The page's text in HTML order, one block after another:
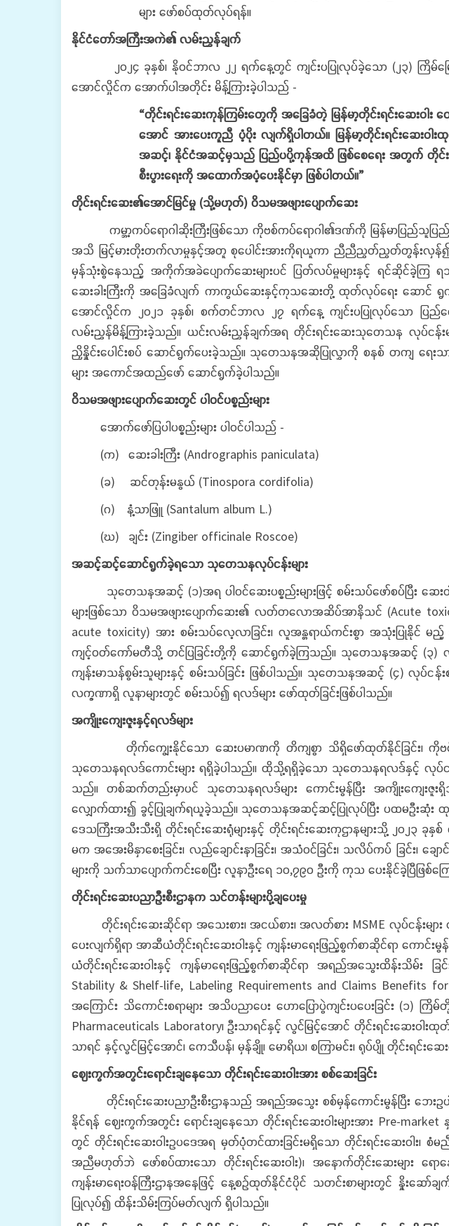
များ ဖော်စပ်ထုတ်လုပ်ရန်။
နိုင်ငံတော်အကြီးအကဲ၏ လမ်းညွှန်ချက်
၂၀၂၄ ခုနှစ်၊ နိုဝင်ဘာလ ၂၂ ရက်နေ့တွင် ကျင်းပပြုလုပ်ခဲ့သော (၂၃) ကြိမ်မြော
အောင်လှိုင်က အောက်ပါအတိုင်း မိန့်ကြားခဲ့ပါသည် -
“တိုင်းရင်းဆေးကုန်ကြမ်းတွေကို အခြေခံတဲ့ မြန်မာ့တိုင်းရင်းဆေးဝါးတွ
အောင် အားပေးကူညီ ပံ့ပိုး လျက်ရှိပါတယ်။ မြန်မာ့တိုင်းရင်းဆေ
အဆင့်၊ နိုင်ငံအဆင့်မှသည် ပြည်ပပို့ကုန်အထိ ဖြစ်စေရေး အတွက် တိုင်း
စီးပွားရေးကို အထောက်အပံ့ပေးနိုင်မှာ ဖြစ်ပါတယ်။”
တိုင်းရင်းဆေး၏အောင်မြင်မှု (သို့မဟုတ်) ဝိသမအဖျားပျောက်ဆေး
ကမ္ဘာ့ကပ်ရောဂါဆိုးကြီးဖြစ်သော ကိုဗစ်ကပ်ရောဂါ၏ဒဏ်ကို မြန်မာပြည်သူပြည်
အသိ မြင့်မားတိုးတက်လာမှုနှင့်အတူ စုပေါင်းအားကိုရယူကာ ညီညီညွတ်ညွတ်တွန်းလှန်၍
မှန်သုံးစွဲနေသည့် အကိုက်အခဲပျောက်ဆေးများပင် ပြတ်လပ်မှုများနှင့် ရင်ဆိုင်ခဲ့ကြ ရသ
ဆေးခါးကြီးကို အခြေခံလျက် ကာကွယ်ဆေးနှင့်ကုသဆေးတို့ ထုတ်လုပ်ရေး ဆောင် ရွက်သွာ
အောင်လှိုင်က ၂၀၂၁ ခုနှစ်၊ စက်တင်ဘာလ ၂၇ ရက်နေ့ ကျင်းပပြုလုပ်သော ပြည်ထ
လမ်းညွှန်မိန့်ကြားခဲ့သည်။ ယင်းလမ်းညွှန်ချက်အရ တိုင်းရင်းဆေးသုတေသန လုပ်ငန်းမ
ညှိနှိုင်းပေါင်းစပ် ဆောင်ရွက်ပေးခဲ့သည်။ သုတေသနအဆိုပြုလွှာကို စနစ် တကျ ရေ
များ အကောင်အထည်ဖော် ဆောင်ရွက်ခဲ့ပါသည်။
ဝိသမအဖျားပျောက်ဆေးတွင် ပါဝင်ပစ္စည်းများ
အောက်ဖော်ပြပါပစ္စည်းများ ပါဝင်ပါသည် -
(က) ဆေးခါးကြီး (Andrographis paniculata)
(ခ) ဆင်တုန်းမနွယ် (Tinospora cordifolia)
(ဂ) နံ့သာဖြူ (Santalum album L.)
(ဃ) ချင်း (Zingiber officinale Roscoe)
အဆင့်ဆင့်ဆောင်ရွက်ခဲ့ရသော သုတေသနလုပ်ငန်းများ
သုတေသနအဆင့် (၁)အရ ပါဝင်ဆေးပစ္စည်းများဖြင့် စမ်းသပ်ဖော်စပ်ပြီး
များဖြစ်သော ဝိသမအဖျားပျောက်ဆေး၏ လတ်တလောအဆိပ်အာနိသင် (Acute
acute toxicity) အား စမ်းသပ်လေ့လာခြင်း၊ လူအန္တရာယ်ကင်းစွာ အသုံးပြုနိုင် မ
ကျင့်ဝတ်ကော်မတီသို့ တင်ပြခြင်းတို့ကို ဆောင်ရွက်ခဲ့ကြသည်။ သုတေသနအဆင့် (၃) လုပ်င
ကျန်းမာသန်စွမ်းသူများနှင့် စမ်းသပ်ခြင်း ဖြစ်ပါသည်။ သုတေသနအဆင့် (၄) လုပ်င
လက္ခဏာရှိ လူနာများတွင် စမ်းသပ်၍ ရလဒ်များ ဖော်ထုတ်ခြင်းဖြစ်ပါသည်။
အကျိုးကျေးဇူးနှင့်ရလဒ်များ
တိုက်ကျွေးနိုင်သော ဆေးပမာဏကို တိကျစွာ သိရှိဖော်ထုတ်နိုင်ခြင်း၊ ကိုဗစ်ရော
သုတေသနရလဒ်ကောင်းများ ရရှိခဲ့ပါသည်။ ထိုသို့ရရှိခဲ့သော သုတေသနရလဒ်နှင့် လုပ်ငန်
သည်။ တစ်ဆက်တည်းမှာပင် သုတေသနရလဒ်များ ကောင်းမွန်ပြီး အကျိုးကျေး
လျှောက်ထား၍ ခွင့်ပြုချက်ရယူခဲ့သည်။ သုတေသနအဆင့်ဆင့်ပြုလုပ်ပြီး ပထမဦးဆုံး
ဒေသကြီးအသီးသီးရှိ တိုင်းရင်းဆေးရုံများနှင့် တိုင်းရင်းဆေးကုဌာနများသို့ ၂၀၂၃
မက အအေးမိနှာစေးခြင်း၊ လည်ချောင်းနာခြင်း၊ အသံဝင်ခြင်း၊ သလိပ်ကပ် ခြင်း၊ ချေ
များကို သက်သာပျောက်ကင်းစေပြီး လူနာဦးရေ ၁၀,၇၉၀ ဦးကို ကုသ ပေးနိုင်ခဲ့ပြီဖြစ်က
တိုင်းရင်းဆေးပညာဦးစီးဌာနက သင်တန်းများပို့ချပေးမှု
တိုင်းရင်းဆေးဆိုင်ရာ အသေးစား၊ အငယ်စား၊ အလတ်စား MSME လုပ်ငန်းမျာ
ပေးလျက်ရှိရာ အာဆီယံတိုင်းရင်းဆေးဝါးနှင့် ကျန်းမာရေးဖြည့်စွက်စာဆိုင်ရာ ကောင်
ယံတိုင်းရင်းဆေးဝါးနှင့် ကျန်မာရေးဖြည့်စွက်စာဆိုင်ရာ အရည်အသွေးထိန်းသိမ်း ခြ
Stability & Shelf-life, Labeling Requirements and Claims Benefits
အကြောင်း သိကောင်းစရာများ အသိပညာပေး ဟောပြောပွဲကျင်းပပေးခြင်း (၁) က
Pharmaceuticals Laboratory၊ ဦးသာရင်နှင့် လွင်မြင့်အောင် တိုင်းရင်းဆေးဝါ
သာရင် နှင့်လွင်မြင့်အောင်၊ ကေသီပန်၊ မှန်ချို၊ မောရိယ၊ စကြာမင်း၊ ရုပ်ပျို တိုင်းရင်း
ဈေးကွက်အတွင်းရောင်းချနေသော တိုင်းရင်းဆေးဝါးအား စစ်ဆေးခြင်း
တိုင်းရင်းဆေးပညာဦးစီးဌာနသည် အရည်အသွေး စစ်မှန်ကောင်းမွန်ပြီး ဘေးဥပါ
နိုင်ရန် ဈေးကွက်အတွင်း ရောင်းချနေသော တိုင်းရင်းဆေးဝါးများအား Pre-
တွင် တိုင်းရင်းဆေးဝါးဥပဒေအရ မှတ်ပုံတင်ထားခြင်းမရှိသော တိုင်းရင်းဆေးဝါး၊ စံ
အညီမဟုတ်ဘဲ ဖော်စပ်ထားသော တိုင်းရင်းဆေးဝါး)၊ အနောက်တိုင်းဆေးများ ရော
ကျန်းမာရေးဝန်ကြီးဌာနအနေဖြင့် နေ့စဉ်ထုတ်နိုင်ငံပိုင် သတင်းစာများတွင် နှိုးဆ
ပြုလုပ်၍ ထိန်းသိမ်းကြပ်မတ်လျက် ရှိပါသည်။